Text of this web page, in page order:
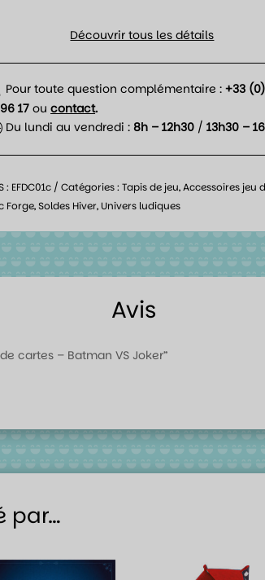
Découvrir tous les détails
Pour toute question complémentaire :+33
17 oucontact.
Du lundi au vendredi : 8h – 12h30 /13h30 –
: EFDC01c Catégories :Tapis de jeu,Accessoires jeu
Forge,Soldes Hiver, Univers ludiques
Avis
cartes – Batman VS Joker”
par…